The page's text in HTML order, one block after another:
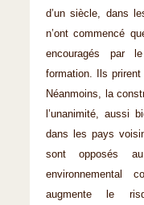
d’un siècle, dans
n’ont commencé
encouragés par
formation. Ils prirent
Néanmoins, la
l’unanimité, aussi
dans les pays
sont opposés
environnemental
augmente le